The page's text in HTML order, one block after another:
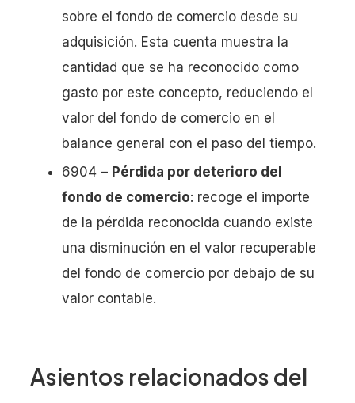
sobre el fondo de comercio desde su
adquisición. Esta cuenta muestra la
cantidad que se ha reconocido como
gasto por este concepto, reduciendo el
valor del fondo de comercio en el
balance general con el paso del tiempo.
6904 – Pérdida por deterioro del
fondo de comercio: recoge el importe
de la pérdida reconocida cuando existe
una disminución en el valor recuperable
del fondo de comercio por debajo de su
valor contable.
Asientos relacionados del